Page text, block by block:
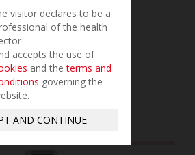
mm180 - TEFLÓN
visitor declares to be a
of the health
accepts the use of
and theterms and
governing the
AND CONTINUE